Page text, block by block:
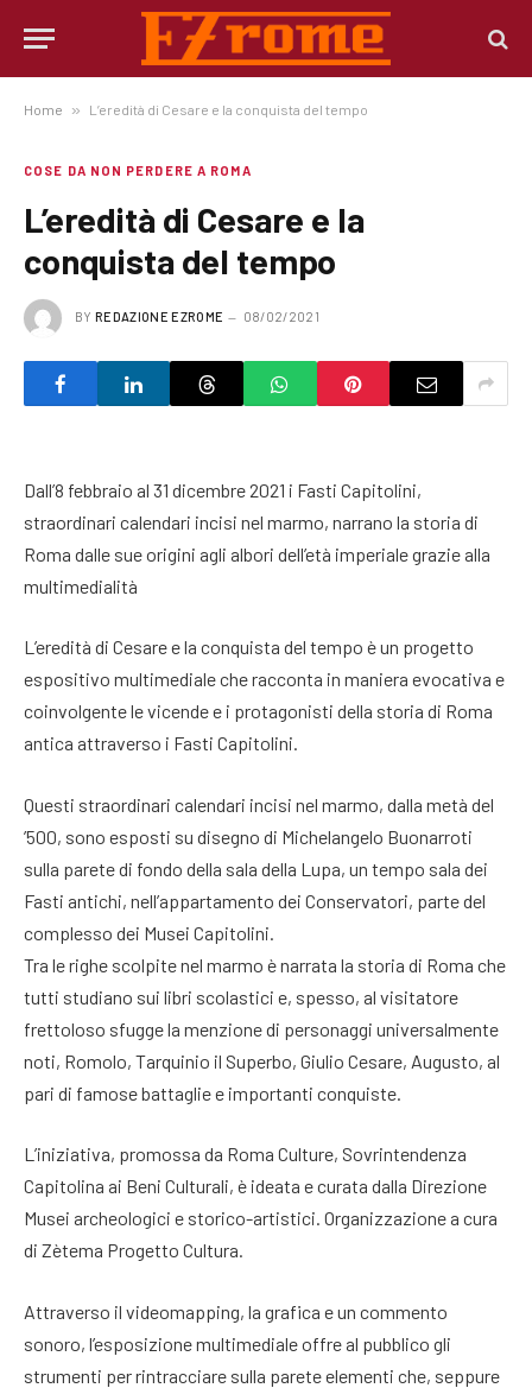
Home » L’eredità di Cesare e la conquista del tempo
COSE DA NON PERDERE A ROMA
L’eredità di Cesare e la
conquista del tempo
BY REDAZIONE EZROME 08/02/2021
Dall’8 febbraio al 31 dicembre 2021 i Fasti Capitolini,
straordinari calendari incisi nel marmo, narrano la storia di
Roma dalle sue origini agli albori dell’età imperiale grazie alla
multimedialità
L’eredità di Cesare e la conquista del tempo è un progetto
espositivo multimediale che racconta in maniera evocativa e
coinvolgente le vicende e i protagonisti della storia di Roma
antica attraverso i Fasti Capitolini.
Questi straordinari calendari incisi nel marmo, dalla metà del
’500, sono esposti su disegno di Michelangelo Buonarroti
sulla parete di fondo della sala della Lupa, un tempo sala dei
Fasti antichi, nell’appartamento dei Conservatori, parte del
complesso dei Musei Capitolini.
Tra le righe scolpite nel marmo è narrata la storia di Roma che
tutti studiano sui libri scolastici e, spesso, al visitatore
frettoloso sfugge la menzione di personaggi universalmente
noti, Romolo, Tarquinio il Superbo, Giulio Cesare, Augusto, al
pari di famose battaglie e importanti conquiste.
L’iniziativa, promossa da Roma Culture, Sovrintendenza
Capitolina ai Beni Culturali, è ideata e curata dalla Direzione
Musei archeologici e storico-artistici. Organizzazione a cura
di Zètema Progetto Cultura.
Attraverso il videomapping, la grafica e un commento
sonoro, l’esposizione multimediale offre al pubblico gli
strumenti per rintracciare sulla parete elementi che, seppure